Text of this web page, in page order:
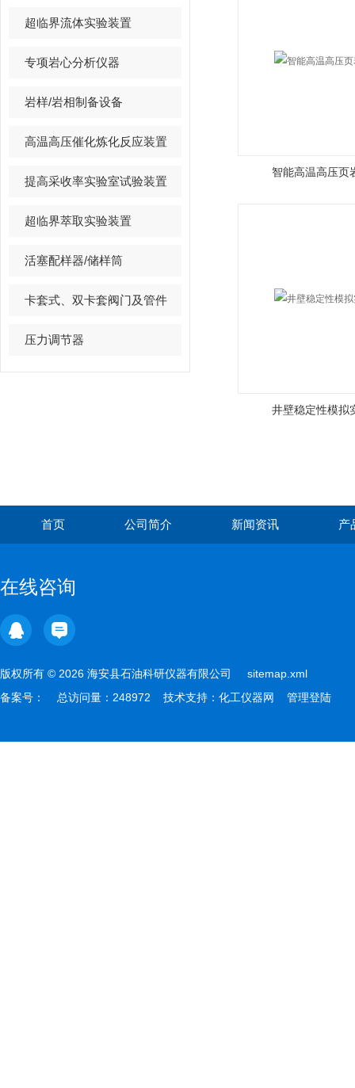
超临界流体实验装置
专项岩心分析仪器
岩样/岩相制备设备
高温高压催化炼化反应装置
提高采收率实验室试验装置
超临界萃取实验装置
活塞配样器/储样筒
卡套式、双卡套阀门及管件
压力调节器
智能高温高压页
井壁稳定性模拟
首页 公司简介 新闻资讯 产
在线咨询
版权所有 © 2026 海安县石油科研仪器有限公司 sitemap.xml
备案号：
总访问量：248972 技术支持： 化工仪器网 管理登陆